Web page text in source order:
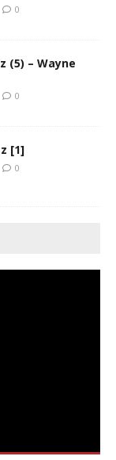
0
(5) – Wayne
0
[1]
0